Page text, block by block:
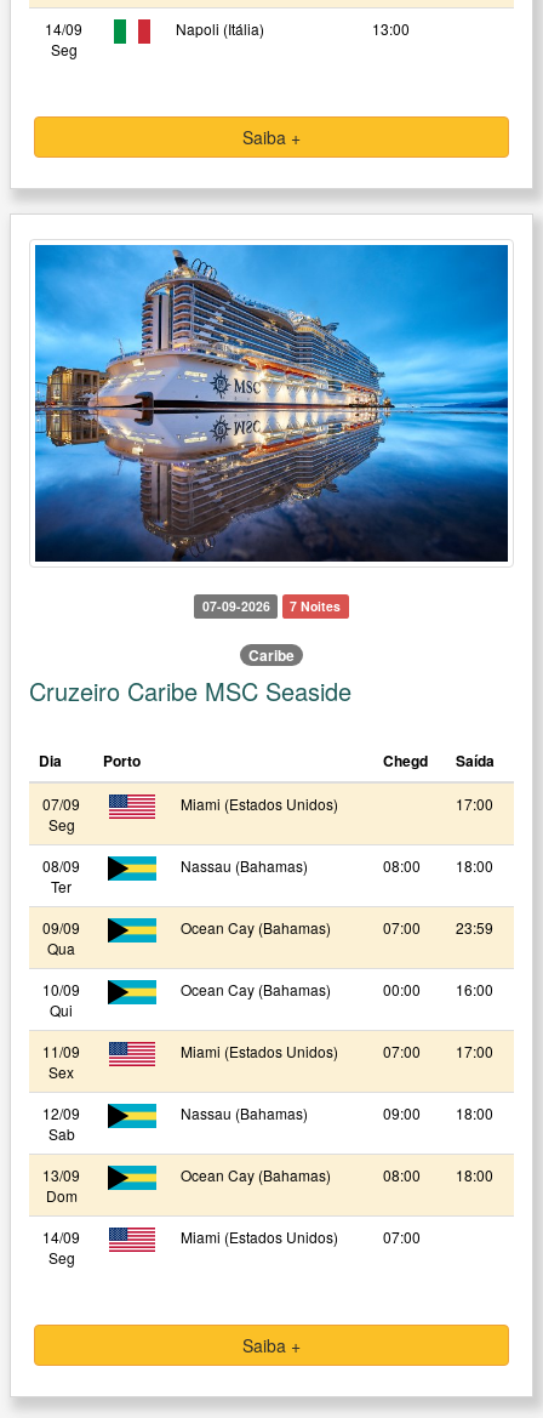
14/09
Seg
Napoli (Itália) 13:00
Saiba +
07-09-2026 7 Noites
Caribe
Cruzeiro Caribe MSC Seaside
Dia Porto Chegd Saída
07/09
Seg
Miami (Estados Unidos) 17:00
08/09
Ter
Nassau (Bahamas) 08:00 18:00
09/09
Qua
Ocean Cay (Bahamas) 07:00 23:59
10/09
Qui
Ocean Cay (Bahamas) 00:00 16:00
11/09
Sex
Miami (Estados Unidos) 07:00 17:00
12/09
Sab
Nassau (Bahamas) 09:00 18:00
13/09
Dom
Ocean Cay (Bahamas) 08:00 18:00
14/09
Seg
Miami (Estados Unidos) 07:00
Saiba +